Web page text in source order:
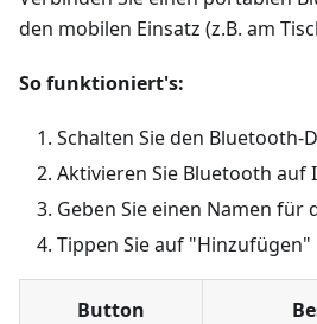
den mobilen Einsatz (z.B. am
So funktioniert's:
Schalten Sie den Bluetooth-
Aktivieren Sie Bluetooth auf
Geben Sie einen Namen für
Tippen Sie auf "Hinzufügen"
Button